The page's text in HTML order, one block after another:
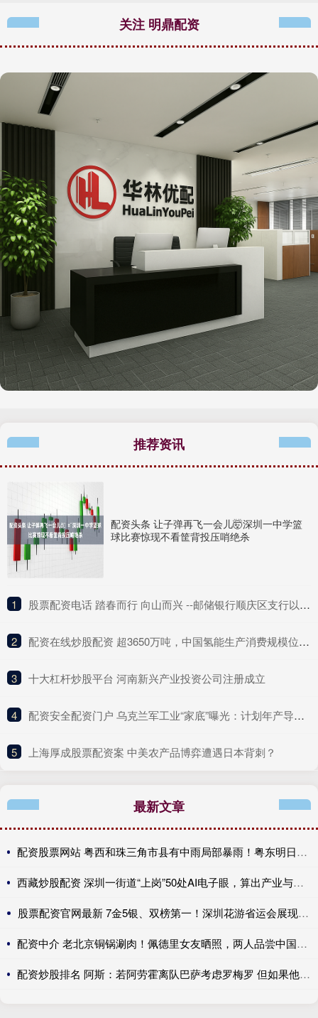
关注 明鼎配资
推荐资讯
配资头条 让子弹再飞一会儿🤯深圳一中学篮
球比赛惊现不看筐背投压哨绝杀
1 ​股票配资电话 踏春而行 向山而兴 --邮储银行顺庆区支行以金融活水润泽乡村沃土
2 ​配资在线炒股配资 超3650万吨，中国氢能生产消费规模位列世界第一位
3 ​十大杠杆炒股平台 河南新兴产业投资公司注册成立
4 ​配资安全配资门户 乌克兰军工业“家底”曝光：计划年产导弹7000枚、无人机约1800万架！美国这一新计划，北约5国拒绝加入……
5 ​上海厚成股票配资案 中美农产品博弈遭遇日本背刺？
最新文章
配资股票网站 粤西和珠三角市县有中雨局部暴雨！粤东明日将迎大雨到暴雨
西藏炒股配资 深圳一街道“上岗”50处AI电子眼，算出产业与民生双赢账
股票配资官网最新 7金5银、双榜第一！深圳花游省运会展现强劲实力
配资中介 老北京铜锅涮肉！佩德里女友晒照，两人品尝中国美食、游长城
配资炒股排名 阿斯：若阿劳霍离队巴萨考虑罗梅罗 但如果他留队就不会补强防线